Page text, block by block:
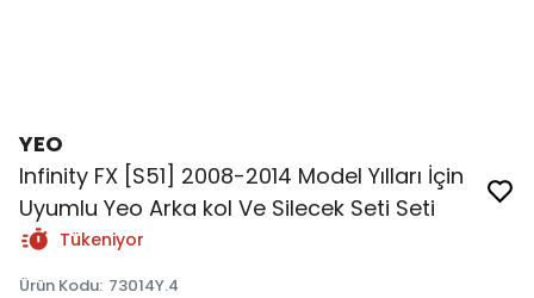
YEO
Infinity FX [S51] 2008-2014 Model Yılları İçin
Uyumlu Yeo Arka kol Ve Silecek Seti Seti
Tükeniyor
Ürün Kodu: 73014Y.4